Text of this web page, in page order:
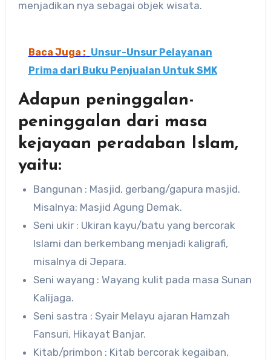
menjadikan nya sebagai objek wisata.
Baca Juga : Unsur-Unsur Pelayanan
Prima dari Buku Penjualan Untuk SMK
Adapun peninggalan-
peninggalan dari masa
kejayaan peradaban Islam,
yaitu:
Bangunan : Masjid, gerbang/gapura masjid.
Misalnya: Masjid Agung Demak.
Seni ukir : Ukiran kayu/batu yang bercorak
Islami dan berkembang menjadi kaligrafi,
misalnya di Jepara.
Seni wayang : Wayang kulit pada masa Sunan
Kalijaga.
Seni sastra : Syair Melayu ajaran Hamzah
Fansuri, Hikayat Banjar.
Kitab/primbon : Kitab bercorak kegaiban,